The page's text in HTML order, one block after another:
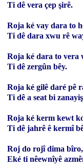
Ti dê vera çep şirê.
Roja ké vay dara to
Ti dê dara xwu rê
Roja ké dara to vera
Ti dê zergûn bêy.
Roja ké gilê daré pê
Ti dê a seat bi
Roja ké kerm kewt
Ti dê jahrê ê kermî
Roj do rojî dima bîro,
Eké ti nêewnîyê